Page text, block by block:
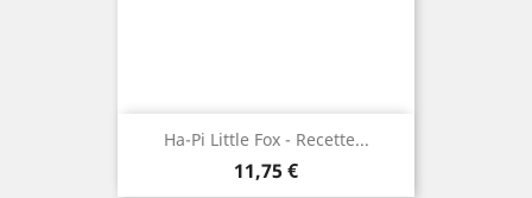
Ha-Pi Little Fox - Recette...
Prix
11,75 €